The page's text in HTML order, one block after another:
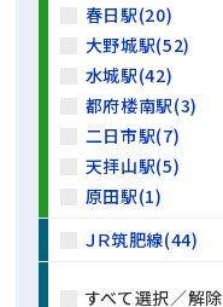
春日駅(20)
大野城駅(52)
水城駅(42)
都府楼南駅(3)
二日市駅(7)
天拝山駅(5)
原田駅(1)
ＪＲ筑肥線(44)
すべて選択／解除